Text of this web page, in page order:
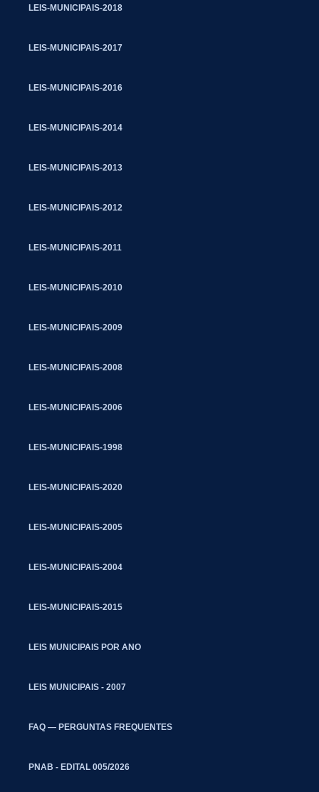
LEIS-MUNICIPAIS-2018
LEIS-MUNICIPAIS-2017
LEIS-MUNICIPAIS-2016
LEIS-MUNICIPAIS-2014
LEIS-MUNICIPAIS-2013
LEIS-MUNICIPAIS-2012
LEIS-MUNICIPAIS-2011
LEIS-MUNICIPAIS-2010
LEIS-MUNICIPAIS-2009
LEIS-MUNICIPAIS-2008
LEIS-MUNICIPAIS-2006
LEIS-MUNICIPAIS-1998
LEIS-MUNICIPAIS-2020
LEIS-MUNICIPAIS-2005
LEIS-MUNICIPAIS-2004
LEIS-MUNICIPAIS-2015
LEIS MUNICIPAIS POR ANO
LEIS MUNICIPAIS - 2007
FAQ — PERGUNTAS FREQUENTES
PNAB - EDITAL 005/2026